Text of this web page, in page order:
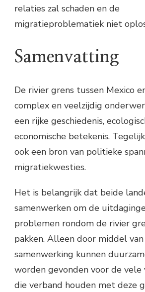
relaties zal schaden en de
migratieproblematiek niet
Samenvatting
De rivier grens tussen Mexico
complex en veelzijdig
een rijke geschiedenis,
economische betekenis.
ook een bron van politieke
migratiekwesties.
Het is belangrijk dat beide
samenwerken om de
problemen rondom de rivier
pakken. Alleen door middel
samenwerking kunnen
worden gevonden voor de vele
die verband houden met deze